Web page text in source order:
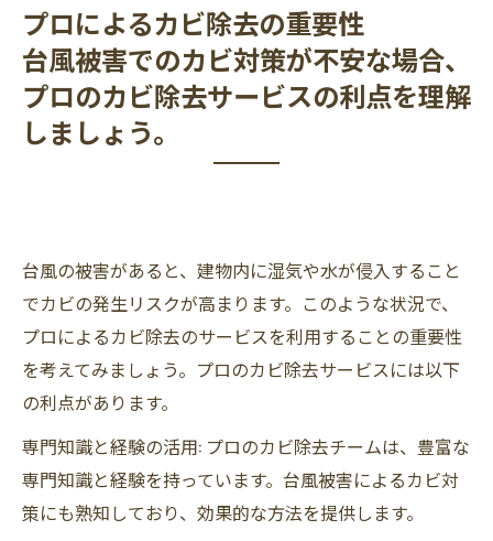
プロによるカビ除去の重要性
台風被害でのカビ対策が不安な場合、
プロのカビ除去サービスの利点を理解
しましょう。
台風の被害があると、建物内に湿気や水が侵入すること
でカビの発生リスクが高まります。このような状況で、
プロによるカビ除去のサービスを利用することの重要性
を考えてみましょう。プロのカビ除去サービスには以下
の利点があります。
専門知識と経験の活用: プロのカビ除去チームは、豊富な
専門知識と経験を持っています。台風被害によるカビ対
策にも熟知しており、効果的な方法を提供します。